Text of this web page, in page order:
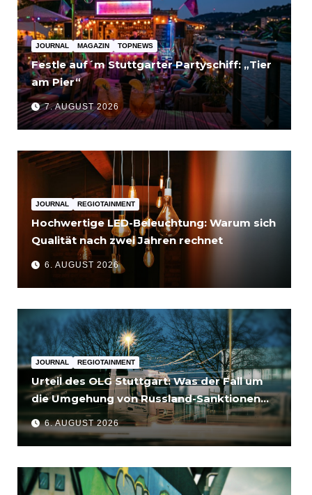
JOURNAL MAGAZIN TOPNEWS
Festle auf´m Stuttgarter Partyschiff: „Tier
am Pier“
7. AUGUST 2026
JOURNAL REGIOTAINMENT
Hochwertige LED-Beleuchtung: Warum sich
Qualität nach zwei Jahren rechnet
6. AUGUST 2026
JOURNAL REGIOTAINMENT
Urteil des OLG Stuttgart: Was der Fall um
die Umgehung von Russland-Sanktionen
für Unternehmen bedeutet
6. AUGUST 2026